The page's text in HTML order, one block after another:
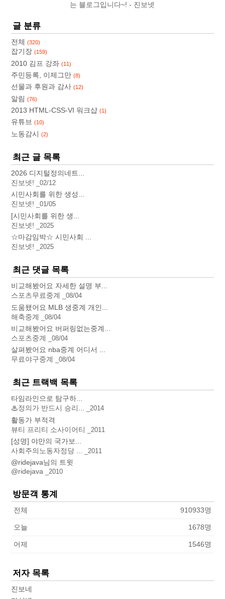
는 블로그입니다~!
진보넷
글 분류
전체(320)
잡기장(159)
2010 김프 강좌(11)
주민등록, 이제그만(8)
선물과 후원과 감사(12)
알림(76)
2013 HTML-CSS-VI 워크샵(1)
유튜브(10)
노동감시(2)
최근 글 목록
2026 디지털정의네트...
진보넷!
02/12
시민사회를 위한 생성...
진보넷!
01/05
[시민사회를 위한 생...
진보넷!
2025
☆마감임박☆ 시민사회 ...
진보넷!
2025
최근 댓글 목록
비교해봤어요 자세한 설명 부...
스포츠무료중계
08/04
도움됐어요 MLB 생중계 개인...
해축중계
08/04
비교해봤어요 버퍼링없는중계...
스포츠중계
08/04
살펴봤어요 nba중계 어디서 ...
무료야구중계
08/04
최근 트랙백 목록
타임라인으로 탐구하...
♨정의가 반드시 승리...
2014
활동가 부적격
뷰티 프리티 소사이어티
2011
[성명] 야만의 국가보...
사회주의노동자정당 ...
2011
@ridejava님의 트윗
@ridejava
2010
방문객 통계
전체 910933명
오늘 1678명
어제 1546명
저자 목록
진보네